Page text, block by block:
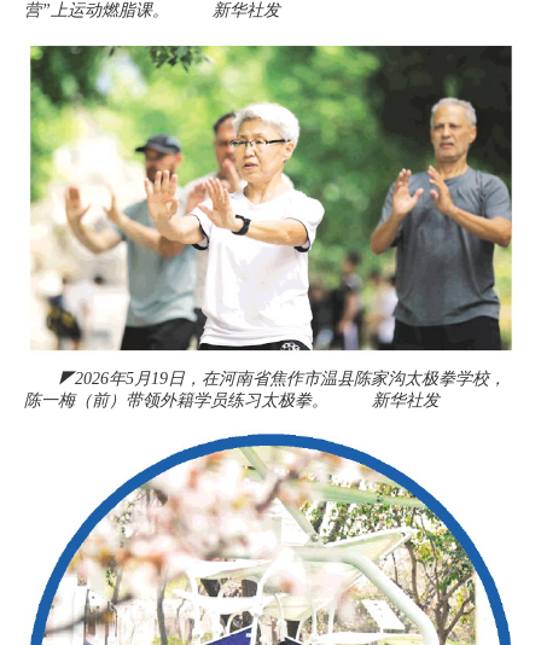
营”上运动燃脂课。 新华社发
◤2026年5月19日，在河南省焦作市温县陈家沟太极拳学校，
陈一梅（前）带领外籍学员练习太极拳。 新华社发